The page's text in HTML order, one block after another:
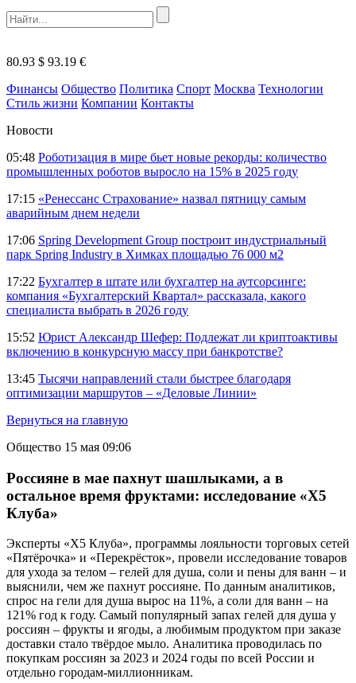
80.93 $ 93.19 €
Финансы Общество Политика Спорт Москва Технологии
Стиль жизни Компании Контакты
Новости
05:48 Роботизация в мире бьет новые рекорды: количество
промышленных роботов выросло на 15% в 2025 году
17:15 «Ренессанс Страхование» назвал пятницу самым
аварийным днем недели
17:06 Spring Development Group построит индустриальный
парк Spring Industry в Химках площадью 76 000 м2
17:22 Бухгалтер в штате или бухгалтер на аутсорсинге:
компания «Бухгалтерский Квартал» рассказала, какого
специалиста выбрать в 2026 году
15:52 Юрист Александр Шефер: Подлежат ли криптоактивы
включению в конкурсную массу при банкротстве?
13:45 Тысячи направлений стали быстрее благодаря
оптимизации маршрутов – «Деловые Линии»
Вернуться на главную
Общество 15 мая 09:06
Россияне в мае пахнут шашлыками, а в
остальное время фруктами: исследование «X5
Клуба»
Эксперты «X5 Клуба», программы лояльности торговых сетей
«Пятёрочка» и «Перекрёсток», провели исследование товаров
для ухода за телом – гелей для душа, соли и пены для ванн – и
выяснили, чем же пахнут россияне. По данным аналитиков,
спрос на гели для душа вырос на 11%, а соли для ванн – на
121% год к году. Самый популярный запах гелей для душа у
россиян – фрукты и ягоды, а любимым продуктом при заказе
доставки стало твёрдое мыло. Аналитика проводилась по
покупкам россиян за 2023 и 2024 годы по всей России и
отдельно городам-миллионникам.